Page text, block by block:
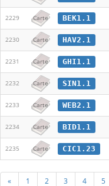
2229 Carte BEK1.1
2230 Carte HAV2.1
2231 Carte GHI1.1
2232 Carte SIN1.1
2233 Carte WEB2.1
2234 Carte BID1.1
2235 Carte CIC1.23
« 1 2 3 4 5